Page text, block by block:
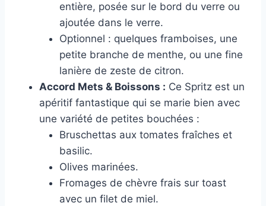
entière, posée sur le bord du verre ou
ajoutée dans le verre.
Optionnel : quelques framboises, une
petite branche de menthe, ou une fine
lanière de zeste de citron.
Accord Mets & Boissons : Ce Spritz est un
apéritif fantastique qui se marie bien avec
une variété de petites bouchées :
Bruschettas aux tomates fraîches et
basilic.
Olives marinées.
Fromages de chèvre frais sur toast
avec un filet de miel.